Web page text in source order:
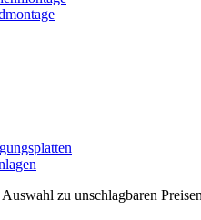
zu unschlagbaren